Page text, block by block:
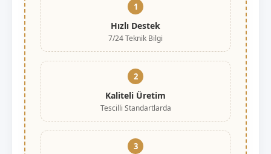
1
Hızlı Destek
7/24 Teknik Bilgi
2
Kaliteli Üretim
Tescilli Standartlarda
3